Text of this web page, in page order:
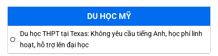
DU HỌC MỸ
Du học THPT tại Texas: Không yêu cầu tiếng Anh, học phí linh
hoạt, hỗ trợ lên đại học